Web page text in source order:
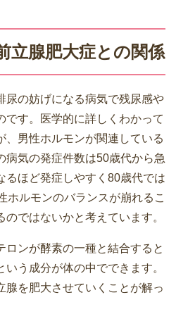
立腺肥大症との関係
尿の妨げになる病気で残尿感や
です。医学的に詳しくわかって
、男性ホルモンが関連している
病気の発症件数は50歳代から急
るほど発症しやすく80歳代では
ホルモンのバランスが崩れるこ
ではないかと考えています。
ロンが酵素の一種と結合すると
う成分が体の中でできます。
腺を肥大させていくことが解っ